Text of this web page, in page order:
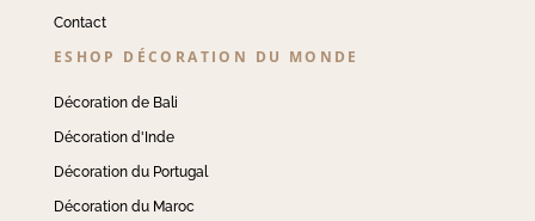
Contact
ESHOP DÉCORATION DU MONDE
Décoration de Bali
Décoration d'Inde
Décoration du Portugal
Décoration du Maroc